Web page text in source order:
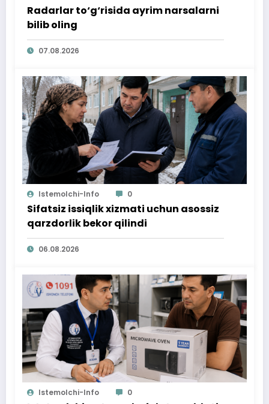
Radarlar to‘g‘risida ayrim narsalarni
bilib oling
07.08.2026
Istemolchi-Info 0
Sifatsiz issiqlik xizmati uchun asossiz
qarzdorlik bekor qilindi
06.08.2026
Istemolchi-Info 0